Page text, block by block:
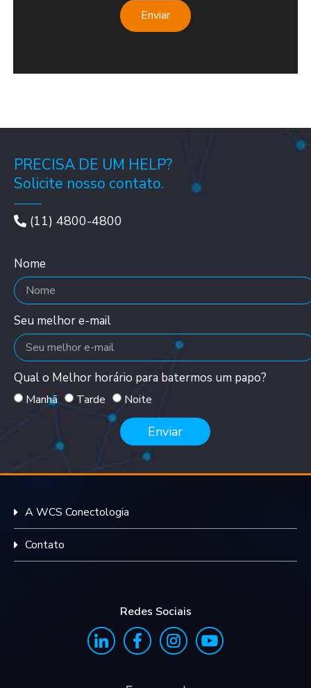
Enviar
PRECISA DE UM HELP?
Solicite nosso contato.
(11) 4800-4800
Nome
Seu melhor e-mail
Qual o Melhor horário para batermos um papo?
Manhã Tarde Noite
Enviar
A WCS Conectologia
Contato
Redes Sociais